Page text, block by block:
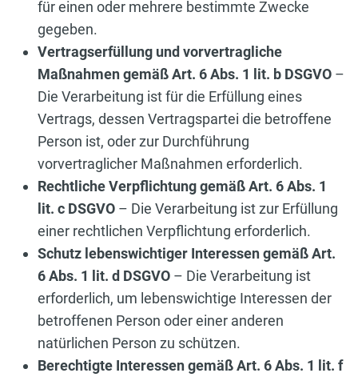
für einen oder mehrere bestimmte Zwecke
gegeben.
Vertragserfüllung und vorvertragliche
Maßnahmen gemäß Art. 6 Abs. 1 lit. b DSGVO –
Die Verarbeitung ist für die Erfüllung eines
Vertrags, dessen Vertragspartei die betroffene
Person ist, oder zur Durchführung
vorvertraglicher Maßnahmen erforderlich.
Rechtliche Verpflichtung gemäß Art. 6 Abs. 1
lit. c DSGVO – Die Verarbeitung ist zur Erfüllung
einer rechtlichen Verpflichtung erforderlich.
Schutz lebenswichtiger Interessen gemäß Art.
6 Abs. 1 lit. d DSGVO – Die Verarbeitung ist
erforderlich, um lebenswichtige Interessen der
betroffenen Person oder einer anderen
natürlichen Person zu schützen.
Berechtigte Interessen gemäß Art. 6 Abs. 1 lit. f